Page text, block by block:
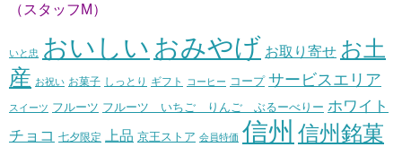
（スタッフM）
いと忠 おいしい おみやげ お取り寄せ お土
産 お祝い お菓子 しっとり ギフト コーヒー コープ サービスエリア
スイーツ フルーツ フルーツ いちご りんご ぶるーべりー ホワイト
チョコ 七夕限定 上品 京王ストア 会員特価 信州 信州銘菓